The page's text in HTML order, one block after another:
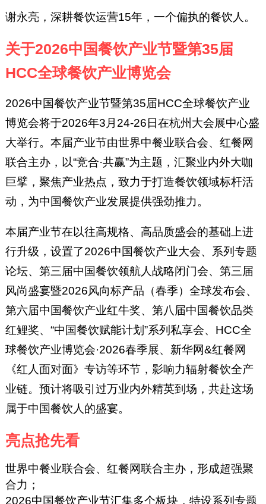
谢永亮，深耕餐饮运营15年，一个偏执的餐饮人。
关于2026中国餐饮产业节暨第35届
HCC全球餐饮产业博览会
2026中国餐饮产业节暨第35届HCC全球餐饮产业
博览会将于2026年3月24-26日在杭州大会展中心盛
大举行。本届产业节由世界中餐业联合会、红餐网
联合主办，以“竞合·共赢”为主题，汇聚业内外大咖
巨擘，聚焦产业热点，致力于打造餐饮领域标杆活
动，为中国餐饮产业发展提供强劲推力。
本届产业节在以往高规格、高品质盛会的基础上进
行升级，设置了2026中国餐饮产业大会、系列专题
论坛、第三届中国餐饮领航人战略闭门会、第三届
风尚盛宴暨2026风向标产品（春季）全球发布会、
第六届中国餐饮产业红牛奖、第八届中国餐饮品类
红鲤奖、“中国餐饮赋能计划”系列私享会、HCC全
球餐饮产业博览会·2026春季展、新华网&红餐网
《红人面对面》专访等环节，影响力辐射餐饮全产
业链。预计将吸引过万业内外精英到场，共赴这场
属于中国餐饮人的盛宴。
亮点抢先看
世界中餐业联合会、红餐网联合主办，形成超强聚
合力；
2026中国餐饮产业节汇集多个板块，特设系列专题